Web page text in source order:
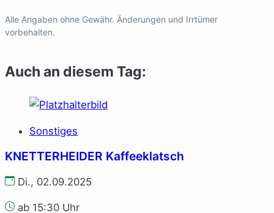
Alle Angaben ohne Gewähr. Änderungen und Irrtümer
vorbehalten.
Auch an diesem Tag:
Sonstiges
KNETTERHEIDER Kaffeeklatsch
Di., 02.09.2025
ab 15:30 Uhr